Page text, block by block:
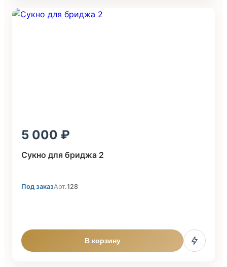
5 000
Сукно для бриджа 2
Под заказАрт.128
В корзину